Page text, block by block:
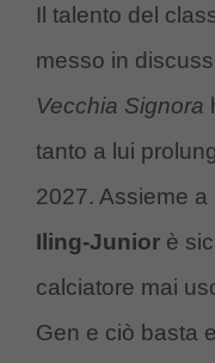
Il talento del
messo in
Vecchia Signora
tanto a lui
2027. Assieme a
Iling-Junior è
calciatore mai
Gen e ciò basta